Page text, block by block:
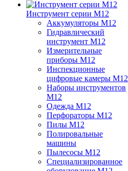
Инструмент серии M12
Аккумуляторы M12
Гидравлический
инструмент M12
Измерительные
приборы M12
Инспекционные
цифровые камеры M12
Наборы инструментов
M12
Одежда M12
Перфораторы M12
Пилы M12
Полировальные
машины
Пылесосы M12
Специализированное